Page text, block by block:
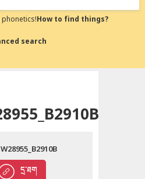
phonetics!How to find things?
search
དྲ་ཐག